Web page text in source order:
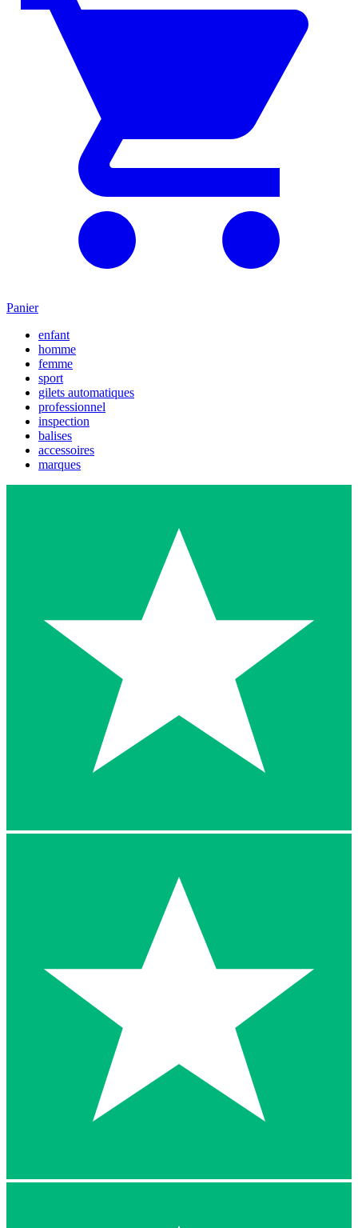
Panier
enfant
homme
femme
sport
gilets automatiques
professionnel
inspection
balises
accessoires
marques